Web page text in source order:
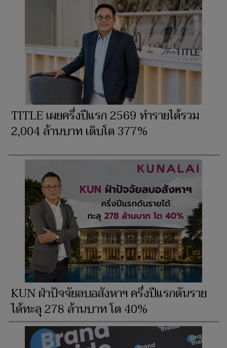
TITLE เผยครึ่งปีแรก 2569 ทำรายได้รวม
2,004 ล้านบาท เติบโต 377%
KUN ฝ่าปัจจัยลบอสังหาฯ ครึ่งปีแรกดันราย
ได้ทะลุ 278 ล้านบาท โต 40%